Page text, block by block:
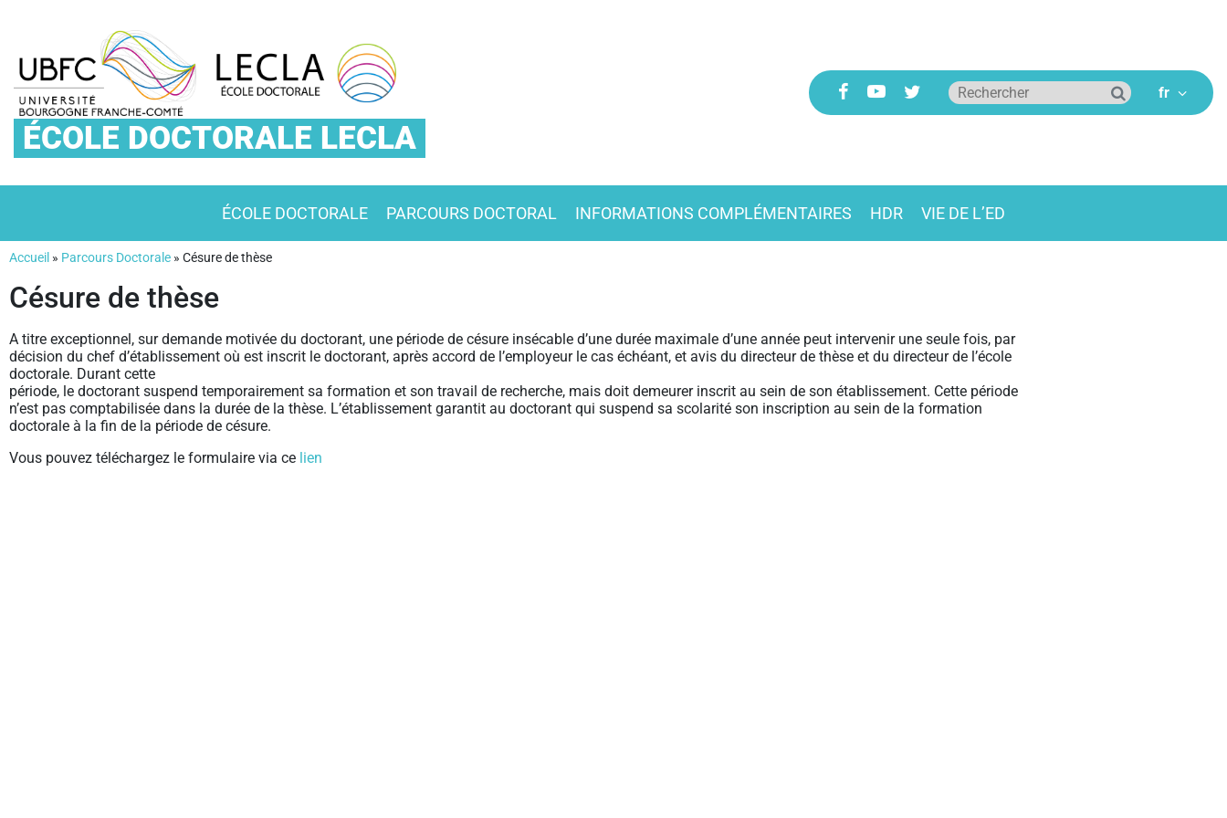
ÉCOLE DOCTORALE LECLA
ÉCOLE DOCTORALE PARCOURS DOCTORAL INFORMATIONS COMPLÉMENTAIRES HDR VIE DE L’ED
Accueil » Parcours Doctorale » Césure de thèse
Césure de thèse
A titre exceptionnel, sur demande motivée du doctorant, une période de césure insécable d’une durée maximale d’une année peut intervenir une seule fois, par
décision du chef d’établissement où est inscrit le doctorant, après accord de l’employeur le cas échéant, et avis du directeur de thèse et du directeur de l’école
doctorale. Durant cette
période, le doctorant suspend temporairement sa formation et son travail de recherche, mais doit demeurer inscrit au sein de son établissement. Cette période
n’est pas comptabilisée dans la durée de la thèse. L’établissement garantit au doctorant qui suspend sa scolarité son inscription au sein de la formation
doctorale à la fin de la période de césure.
Vous pouvez téléchargez le formulaire via ce lien